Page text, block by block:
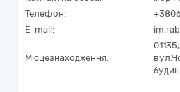
Телефон:
E-mail:
Місцезнаходження:
01135,